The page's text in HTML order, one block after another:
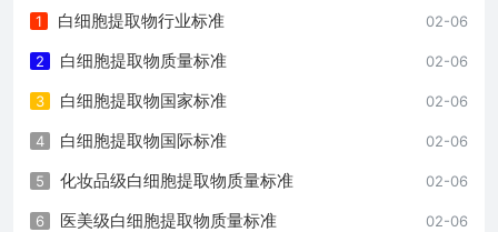
02-06
1 白细胞提取物行业标准
02-06
2 白细胞提取物质量标准
02-06
3 白细胞提取物国家标准
02-06
4 白细胞提取物国际标准
02-06
5 化妆品级白细胞提取物质量标准
02-06
6 医美级白细胞提取物质量标准